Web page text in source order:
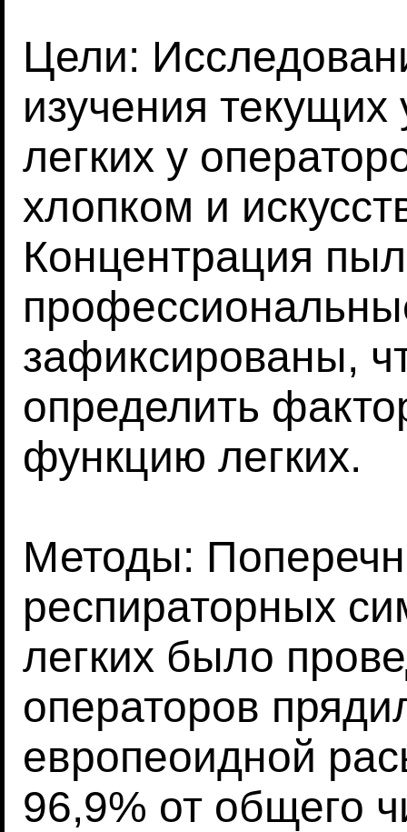
Цели:
изучения
легких у
хлопком и
Концентрация
зафиксированы,
определить
функцию легких.
Методы:
респираторных
легких было
операторов
европеоидной
96,9% от общего